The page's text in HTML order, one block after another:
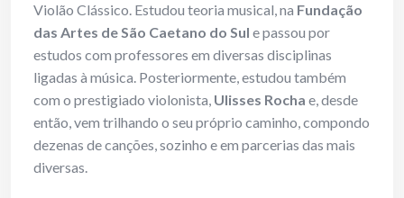
Violão Clássico. Estudou teoria musical, na Fundação
das Artes de São Caetano do Sul e passou por
estudos com professores em diversas disciplinas
ligadas à música. Posteriormente, estudou também
com o prestigiado violonista, Ulisses Rocha e, desde
então, vem trilhando o seu próprio caminho, compondo
dezenas de canções, sozinho e em parcerias das mais
diversas.